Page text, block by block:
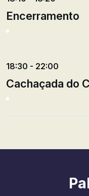
Encerramento
18:30 - 22:00
Cachaçada do